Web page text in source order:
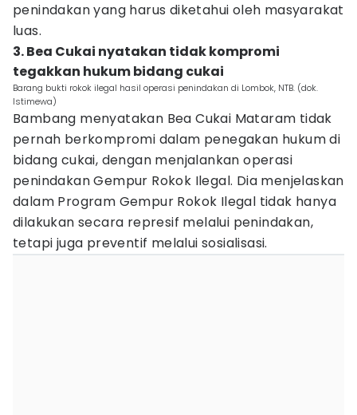
penindakan yang harus diketahui oleh masyarakat
luas.
3. Bea Cukai nyatakan tidak kompromi
tegakkan hukum bidang cukai
Barang bukti rokok ilegal hasil operasi penindakan di Lombok, NTB. (dok.
Istimewa)
Bambang menyatakan Bea Cukai Mataram tidak
pernah berkompromi dalam penegakan hukum di
bidang cukai, dengan menjalankan operasi
penindakan Gempur Rokok Ilegal. Dia menjelaskan
dalam Program Gempur Rokok Ilegal tidak hanya
dilakukan secara represif melalui penindakan,
tetapi juga preventif melalui sosialisasi.